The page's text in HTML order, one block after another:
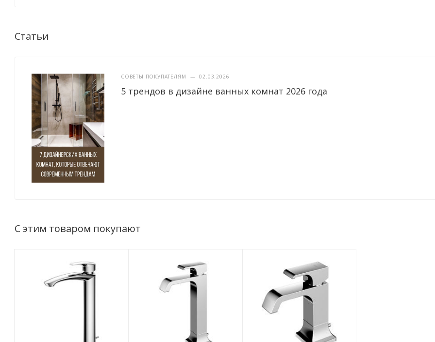
Статьи
СОВЕТЫ ПОКУПАТЕЛЯМ — 02.03.2026
5 трендов в дизайне ванных комнат 2026 года
С этим товаром покупают